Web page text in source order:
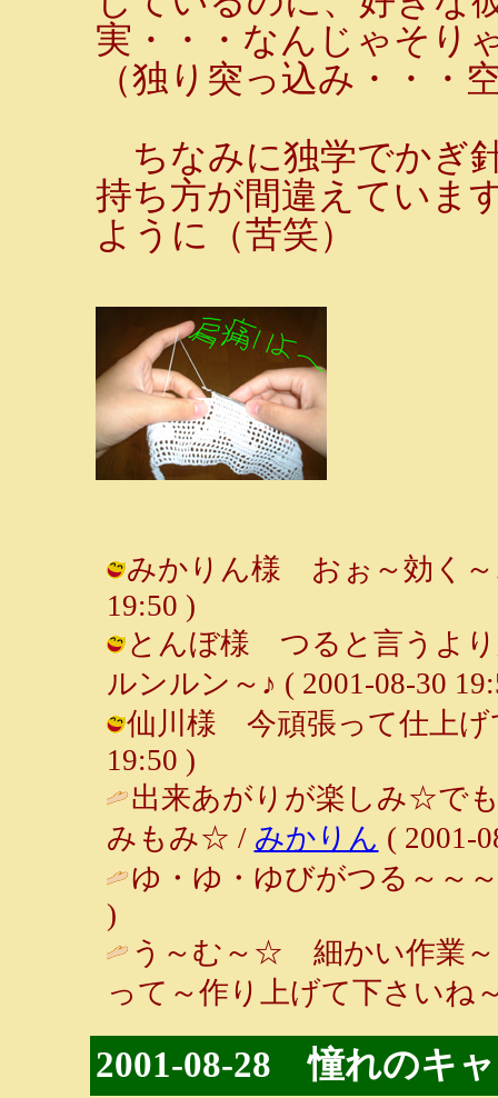
実・・・なんじゃそり
（独り突っ込み・・・
ちなみに独学でかぎ
持ち方が間違えていま
ように（苦笑）
みかりん様 おぉ～効く～
19:50 )
とんぼ様 つると言うより
ルンルン～♪ ( 2001-08-30
仙川様 今頑張って仕上げ
19:50 )
出来あがりが楽しみ☆で
みもみ☆ / みかりん ( 2001-
ゆ・ゆ・ゆびがつる～～
)
う～む～☆ 細かい作業
って～作り上げて下さいね
2001-08-28 憧れのキ